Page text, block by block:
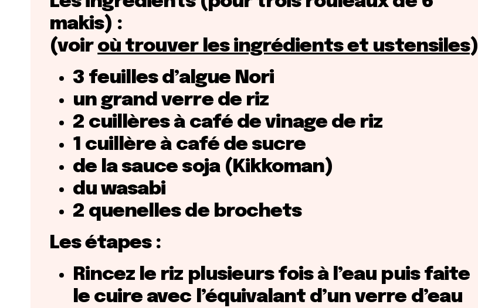
makis) :
(voir où trouver les ingrédients et ustensiles)
3 feuilles d’algue Nori
un grand verre de riz
2 cuillères à café de vinage de riz
1 cuillère à café de sucre
de la sauce soja (Kikkoman)
du wasabi
2 quenelles de brochets
Les étapes :
Rincez le riz plusieurs fois à l’eau puis faite
le cuire avec l’équivalant d’un verre d’eau